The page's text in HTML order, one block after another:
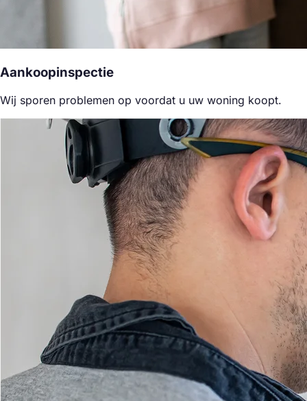
Aankoopinspectie
Wij sporen problemen op voordat u uw woning koopt.